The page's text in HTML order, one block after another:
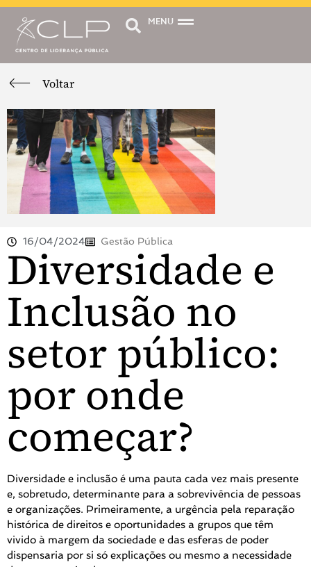
MENU
Voltar
16/04/2024 Gestão Pública
Diversidade e
Inclusão no
setor público:
por onde
começar?
Diversidade e inclusão é uma pauta cada vez mais presente
e, sobretudo, determinante para a sobrevivência de pessoas
e organizações. Primeiramente, a urgência pela reparação
histórica de direitos e oportunidades a grupos que têm
vivido à margem da sociedade e das esferas de poder
dispensaria por si só explicações ou mesmo a necessidade